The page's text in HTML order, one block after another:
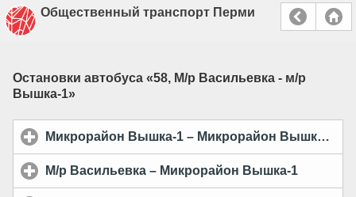
Общественный транспорт Перми
Остановки автобуса «58, М/р Васильевка - м/р
Вышка-1»
Микрорайон Вышка-1 – Микрорайон Вышка-1
М/р Васильевка – Микрорайон Вышка-1